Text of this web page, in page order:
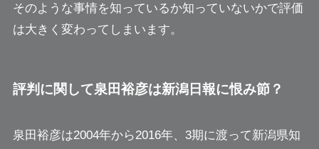
そのような事情を知っているか知っていないかで評価
は大きく変わってしまいます。
評判に関して泉田裕彦は新潟日報に恨み節？
泉田裕彦は2004年から2016年、3期に渡って新潟県知